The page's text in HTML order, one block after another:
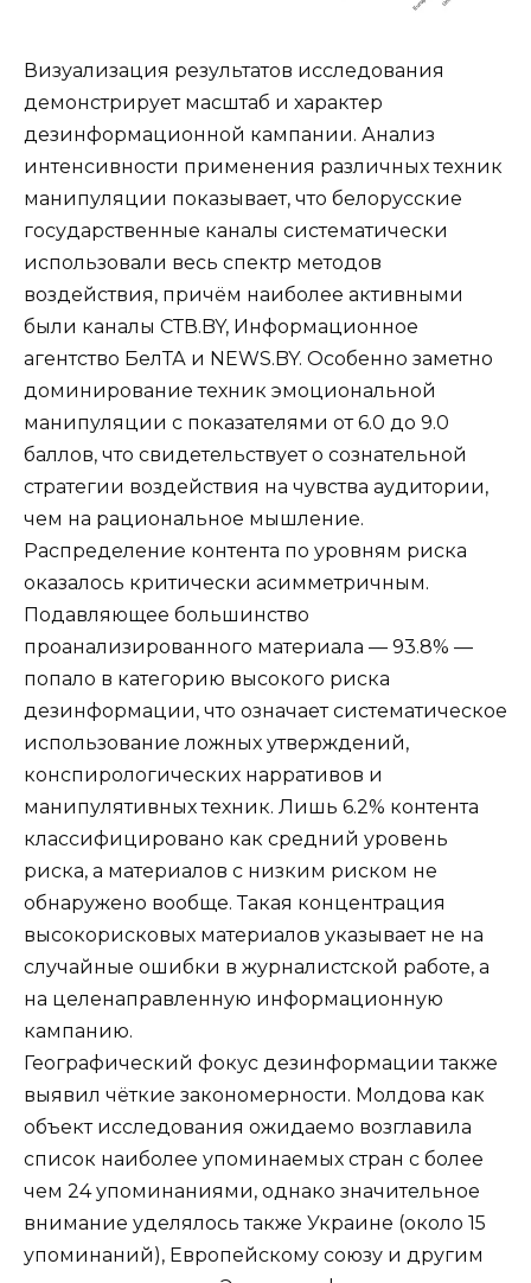
Визуализация результатов исследования
демонстрирует масштаб и характер
дезинформационной кампании. Анализ
интенсивности применения различных техник
манипуляции показывает, что белорусские
государственные каналы систематически
использовали весь спектр методов
воздействия, причём наиболее активными
были каналы СТВ.BY, Информационное
агентство БелТА и NEWS.BY. Особенно заметно
доминирование техник эмоциональной
манипуляции с показателями от 6.0 до 9.0
баллов, что свидетельствует о сознательной
стратегии воздействия на чувства аудитории,
чем на рациональное мышление.
Распределение контента по уровням риска
оказалось критически асимметричным.
Подавляющее большинство
проанализированного материала — 93.8% —
попало в категорию высокого риска
дезинформации, что означает систематическое
использование ложных утверждений,
конспирологических нарративов и
манипулятивных техник. Лишь 6.2% контента
классифицировано как средний уровень
риска, а материалов с низким риском не
обнаружено вообще. Такая концентрация
высокорисковых материалов указывает не на
случайные ошибки в журналистской работе, а
на целенаправленную информационную
кампанию.
Географический фокус дезинформации также
выявил чёткие закономерности. Молдова как
объект исследования ожидаемо возглавила
список наиболее упоминаемых стран с более
чем 24 упоминаниями, однако значительное
внимание уделялось также Украине (около 15
упоминаний), Европейскому союзу и другим